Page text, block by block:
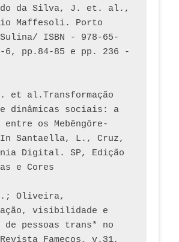
da Silva, J. et. al.,
Maffesoli. Porto
ISBN - 978-65-
6, pp.84-85 e pp. 236 -
et al.Transformação
dinâmicas sociais: a
os Mebêngôre-
In Santaella, L., Cruz,
Digital. SP, Edição
e Cores
Oliveira,
visibilidade e
de pessoas trans* no
Famecos, v.31,